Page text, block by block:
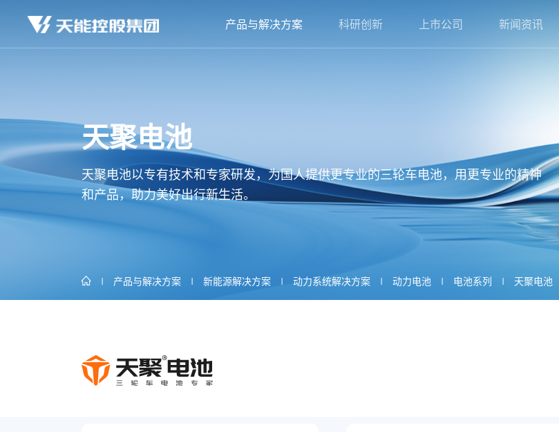
产品与解决方案 科研创新 上市公司 新闻资讯
天聚电池
天聚电池以专有技术和专家研发，为国人提供更专业的三轮车电池，用更专业的精神
和产品，助力美好出行新生活。
产品与解决方案 新能源解决方案 动力系统解决方案 动力电池 电池系列 天聚电池